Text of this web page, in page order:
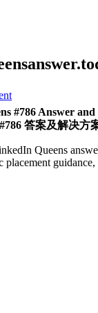
#786 Answer and
答案及解决方
Queens
placement